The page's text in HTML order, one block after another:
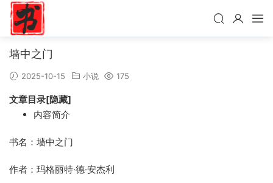
墙中之门
2025-10-15 小说 175
文章目录[隐藏]
内容简介
书名：墙中之门
作者：玛格丽特·德·安杰利